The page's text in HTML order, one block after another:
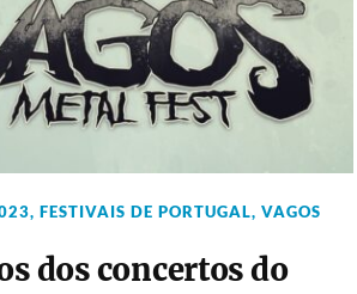
, FESTIVAIS DE PORTUGAL, VAGOS
dos concertos do